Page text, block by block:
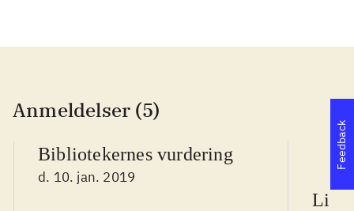
Anmeldelser (5)
Bibliotekernes vurdering
d. 10. jan. 2019
Feedback